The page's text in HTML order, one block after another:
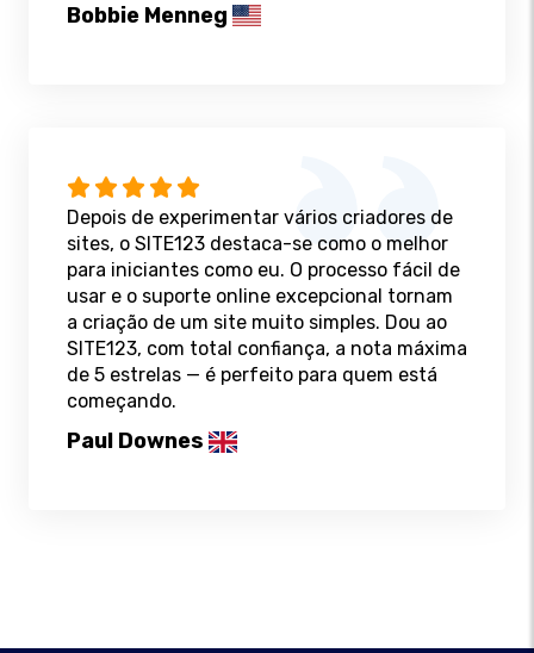
Bobbie Menneg
Depois de experimentar vários criadores de
sites, o SITE123 destaca-se como o melhor
para iniciantes como eu. O processo fácil de
usar e o suporte online excepcional tornam
a criação de um site muito simples. Dou ao
SITE123, com total confiança, a nota máxima
de 5 estrelas — é perfeito para quem está
começando.
Paul Downes